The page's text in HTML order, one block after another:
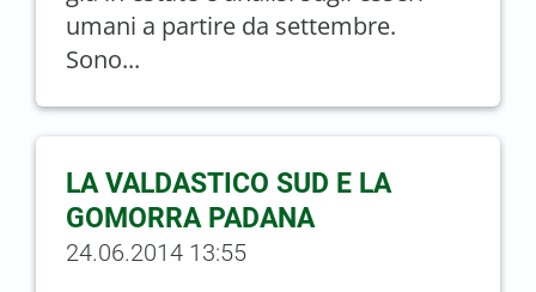
umani a partire da settembre.
Sono...
LA VALDASTICO SUD E LA
GOMORRA PADANA
24.06.2014 13:55